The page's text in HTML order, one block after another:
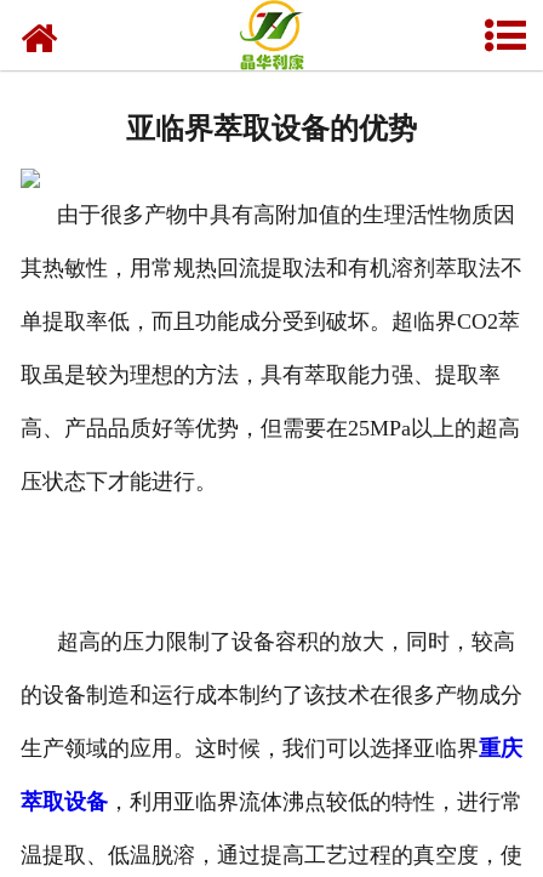
业务及应用
工程业绩
技术资料
亚临界萃取设备的优势
由于很多产物中具有高附加值的生理活性物质因
其热敏性，用常规热回流提取法和有机溶剂萃取法不
单提取率低，而且功能成分受到破坏。超临界CO2萃
取虽是较为理想的方法，具有萃取能力强、提取率
高、产品品质好等优势，但需要在25MPa以上的超高
压状态下才能进行。
超高的压力限制了设备容积的放大，同时，较高
的设备制造和运行成本制约了该技术在很多产物成分
生产领域的应用。这时候，我们可以选择亚临界重庆
萃取设备，利用亚临界流体沸点较低的特性，进行常
温提取、低温脱溶，通过提高工艺过程的真空度，使